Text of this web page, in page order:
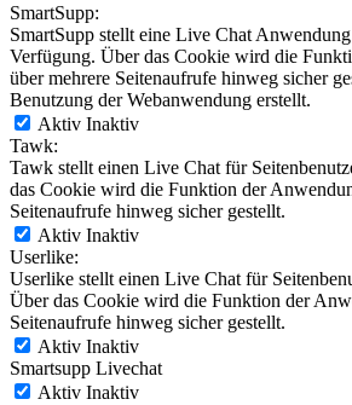
SmartSupp:
SmartSupp stellt eine Live Chat
Verfügung. Über das Cookie wird die
über mehrere Seitenaufrufe hinweg sicher
Benutzung der Webanwendung erstellt.
Aktiv Inaktiv
Tawk:
Tawk stellt einen Live Chat für
das Cookie wird die Funktion der
Seitenaufrufe hinweg sicher gestellt.
Aktiv Inaktiv
Userlike:
Userlike stellt einen Live Chat für
Über das Cookie wird die Funktion der
Seitenaufrufe hinweg sicher gestellt.
Aktiv Inaktiv
Smartsupp Livechat
Aktiv Inaktiv